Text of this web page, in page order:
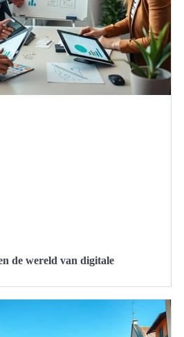
de wereld van digitale